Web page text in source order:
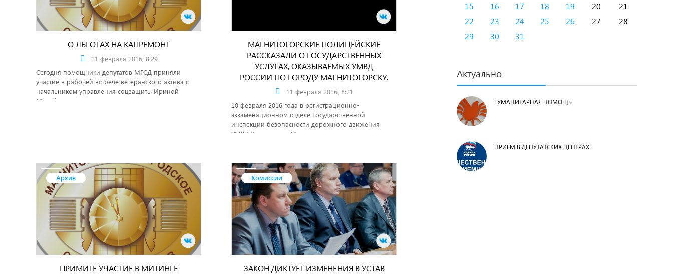
О ЛЬГОТАХ НА КАПРЕМОНТ
11 февраля 2016, 8:29
Сегодня помощники депутатов МГСД приняли
участие в рабочей встрече ветеранского актива с
начальником управления соцзащиты Ириной
Михайленко по вопросу предоставления льгот по
МАГНИТОГОРСКИЕ ПОЛИЦЕЙСКИЕ
РАССКАЗАЛИ О ГОСУДАРСТВЕННЫХ
УСЛУГАХ, ОКАЗЫВАЕМЫХ УМВД
РОССИИ ПО ГОРОДУ МАГНИТОГОРСКУ.
11 февраля 2016, 8:21
10 февраля 2016 года в регистрационно-
экзаменационном отделе Государственной
инспекции безопасности дорожного движения
УМВД России по г. Магнитогорску состоялась
подготовкой водителей транспортных средств
различных категорий и подкатегорий. На
мероприятии присутствовали руководители
автошкол &nbsp;города Магнитогорска и
Нагайбакского района. Основной темой встречи
была популяризация государственных услуг,
оказываемых Управлением МВД России по городу
Магнитогорску.
Архив
ПРИМИТЕ УЧАСТИЕ В МИТИНГЕ
Комиссии
ЗАКОН ДИКТУЕТ ИЗМЕНЕНИЯ В УСТАВ
15
16 17 18 19 20
21
22
23 24 25 26 27
28
29
30 31
Актуально
ГУМАНИТАРНАЯ ПОМОЩЬ
ПРИЕМ В ДЕПУТАТСКИХ ЦЕНТРАХ